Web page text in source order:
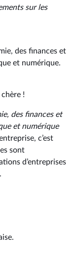
sur les
des finances et
et numérique.
chère !
des finances et
et numérique
c’est
sont
d’entreprises